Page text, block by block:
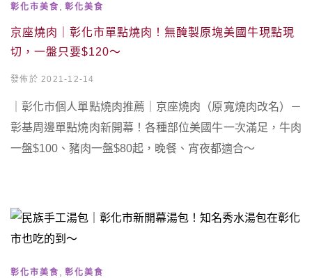
彰化市美食 彰化美食
京座燒肉｜彰化市單點燒肉！無醃製原塊美國牛現點現
切，一盤只要$120～
發佈於 2021-12-14
｜彰化市個人單點燒肉推薦｜京座燒肉（原寬燒肉改名）－
彰基周邊單點燒肉新開幕！各種部位美國牛一次滿足，牛肉
一盤$100、豬肉一盤$80起，晚餐、宵夜都適合～
彰化市美食 彰化美食